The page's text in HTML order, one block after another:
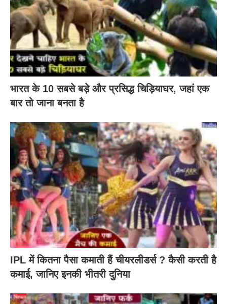
भारत के 10 सबसे बड़े और प्रसिद्ध चिड़ियाघर, जहां एक
बार तो जाना बनता है
IPL में कितना पैसा कमाती हैं चीयरलीडर्स ? कैसी करती है
कमाई, जानिए इनकी भीतरी दुनिया